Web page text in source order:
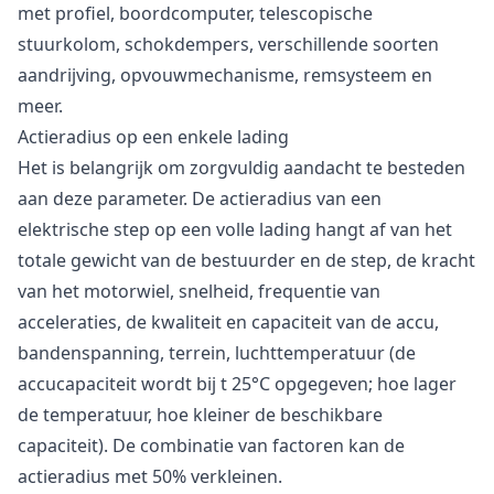
met profiel, boordcomputer, telescopische
stuurkolom, schokdempers, verschillende soorten
aandrijving, opvouwmechanisme, remsysteem en
meer.
Actieradius op een enkele lading
Het is belangrijk om zorgvuldig aandacht te besteden
aan deze parameter. De actieradius van een
elektrische step op een volle lading hangt af van het
totale gewicht van de bestuurder en de step, de kracht
van het motorwiel, snelheid, frequentie van
acceleraties, de kwaliteit en capaciteit van de accu,
bandenspanning, terrein, luchttemperatuur (de
accucapaciteit wordt bij t 25°C opgegeven; hoe lager
de temperatuur, hoe kleiner de beschikbare
capaciteit). De combinatie van factoren kan de
actieradius met 50% verkleinen.